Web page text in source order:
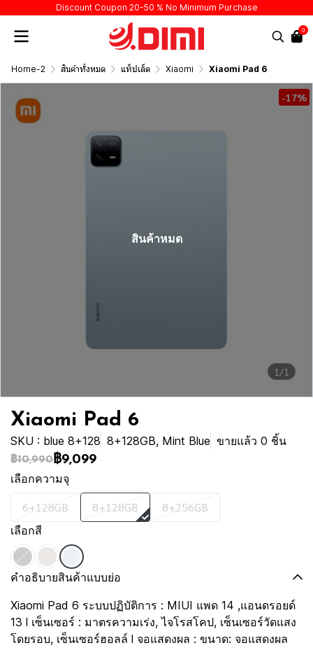
Discount Coupon 20-50 % No Minimum Purchase
0
Home-2 สินค้าทั้งหมด แท็ปเล็ต Xiaomi Xiaomi Pad 6
1/1
-17%
สินค้าหมด
Xiaomi Pad 6
SKU : blue 8+128 8+128GB, Mint Blue ขายแล้ว 0 ชิ้น
฿10,990฿9,099
เลือกความจุ
6+128GB 8+128GB 8+256GB
เลือกสี
คำอธิบายสินค้าแบบย่อ
Xiaomi Pad 6 ระบบปฏิบัติการ : MIUI แพด 14 ,แอนดรอยด์
13 l เซ็นเซอร์ : มาตรความเร่ง, ไจโรสโคป, เซ็นเซอร์วัดแสง
โดยรอบ, เซ็นเซอร์ฮอลล์ l จอแสดงผล : ขนาด: จอแสดงผล